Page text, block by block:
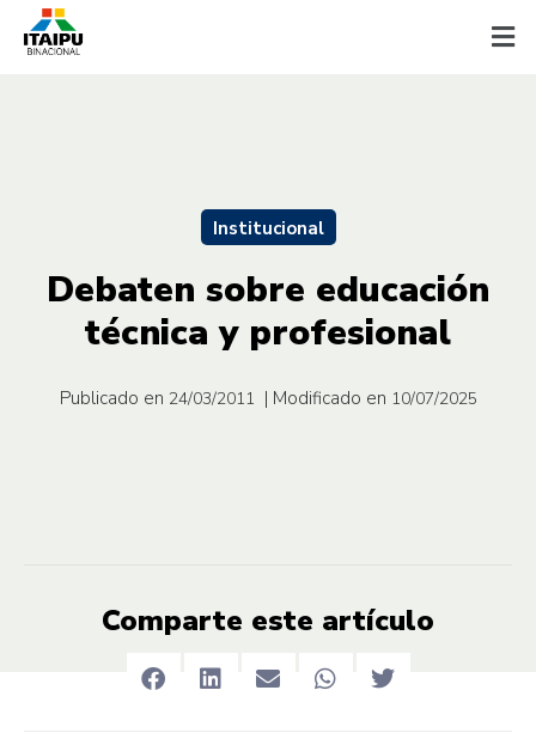
Institucional
Debaten sobre educación
técnica y profesional
Publicado en 24/03/2011 | Modificado en 10/07/2025
Comparte este artículo